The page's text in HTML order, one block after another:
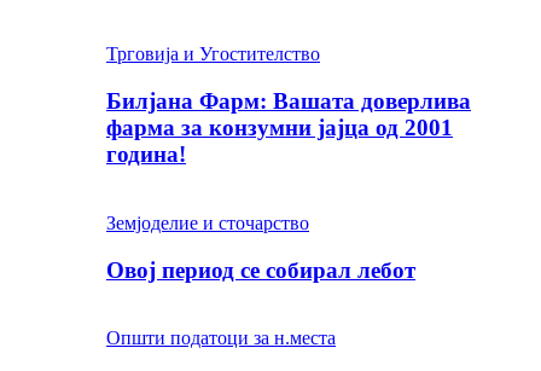
Трговија и Угостителство
Билјана Фарм: Вашата доверлива
фарма за конзумни јајца од 2001
година!
Земјоделие и сточарство
Овој период се собирал лебот
Општи податоци за н.места